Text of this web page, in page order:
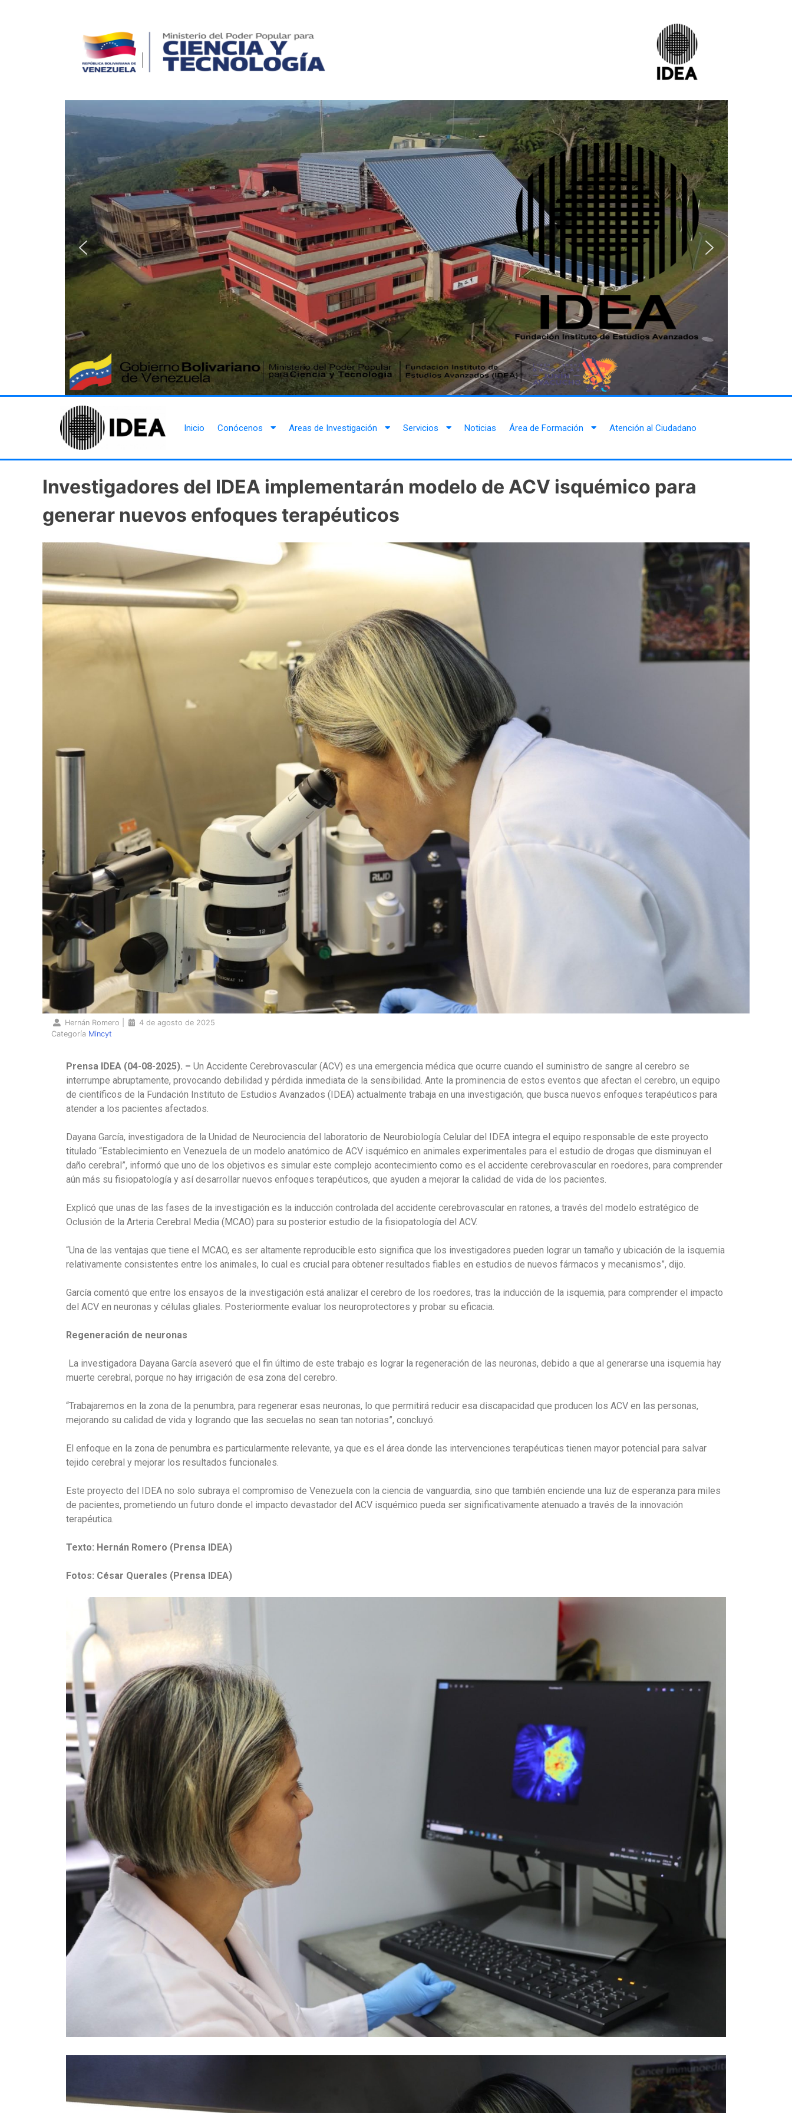
Inicio Conócenos Areas de Investigación Servicios Noticias Área de Formación Atención al Ciudadano
Investigadores del IDEA implementarán modelo de ACV isquémico para
generar nuevos enfoques terapéuticos
Hernán Romero
4 de agosto de 2025
Categoría Mincyt
Prensa IDEA (04-08-2025). – Un Accidente Cerebrovascular (ACV) es una emergencia médica que ocurre cuando el suministro de sangre al cerebro se
interrumpe abruptamente, provocando debilidad y pérdida inmediata de la sensibilidad. Ante la prominencia de estos eventos que afectan el cerebro, un equipo
de científicos de la Fundación Instituto de Estudios Avanzados (IDEA) actualmente trabaja en una investigación, que busca nuevos enfoques terapéuticos para
atender a los pacientes afectados.
Dayana García, investigadora de la Unidad de Neurociencia del laboratorio de Neurobiología Celular del IDEA integra el equipo responsable de este proyecto
titulado “Establecimiento en Venezuela de un modelo anatómico de ACV isquémico en animales experimentales para el estudio de drogas que disminuyan el
daño cerebral”, informó que uno de los objetivos es simular este complejo acontecimiento como es el accidente cerebrovascular en roedores, para comprender
aún más su fisiopatología y así desarrollar nuevos enfoques terapéuticos, que ayuden a mejorar la calidad de vida de los pacientes.
Explicó que unas de las fases de la investigación es la inducción controlada del accidente cerebrovascular en ratones, a través del modelo estratégico de
Oclusión de la Arteria Cerebral Media (MCAO) para su posterior estudio de la fisiopatología del ACV.
“Una de las ventajas que tiene el MCAO, es ser altamente reproducible esto significa que los investigadores pueden lograr un tamaño y ubicación de la isquemia
relativamente consistentes entre los animales, lo cual es crucial para obtener resultados fiables en estudios de nuevos fármacos y mecanismos”, dijo.
García comentó que entre los ensayos de la investigación está analizar el cerebro de los roedores, tras la inducción de la isquemia, para comprender el impacto
del ACV en neuronas y células gliales. Posteriormente evaluar los neuroprotectores y probar su eficacia.
Regeneración de neuronas
La investigadora Dayana García aseveró que el fin último de este trabajo es lograr la regeneración de las neuronas, debido a que al generarse una isquemia hay
muerte cerebral, porque no hay irrigación de esa zona del cerebro.
“Trabajaremos en la zona de la penumbra, para regenerar esas neuronas, lo que permitirá reducir esa discapacidad que producen los ACV en las personas,
mejorando su calidad de vida y logrando que las secuelas no sean tan notorias”, concluyó.
El enfoque en la zona de penumbra es particularmente relevante, ya que es el área donde las intervenciones terapéuticas tienen mayor potencial para salvar
tejido cerebral y mejorar los resultados funcionales.
Este proyecto del IDEA no solo subraya el compromiso de Venezuela con la ciencia de vanguardia, sino que también enciende una luz de esperanza para miles
de pacientes, prometiendo un futuro donde el impacto devastador del ACV isquémico pueda ser significativamente atenuado a través de la innovación
terapéutica.
Texto: Hernán Romero (Prensa IDEA)
Fotos: César Querales (Prensa IDEA)